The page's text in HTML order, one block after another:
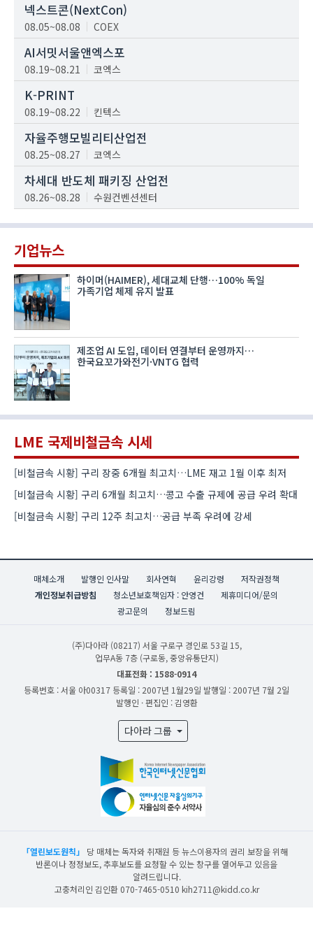
넥스트콘(NextCon)
08.05~08.08 COEX
AI서밋서울앤엑스포
08.19~08.21 코엑스
K-PRINT
08.19~08.22 킨텍스
자율주행모빌리티산업전
08.25~08.27 코엑스
차세대 반도체 패키징 산업전
08.26~08.28 수원컨벤션센터
기업뉴스
하이머(HAIMER), 세대교체 단행…100% 독일
가족기업 체제 유지 발표
제조업 AI 도입, 데이터 연결부터 운영까지…
한국요꼬가와전기·VNTG 협력
LME 국제비철금속 시세
[비철금속 시황] 구리 장중 6개월 최고치…LME 재고 1월 이후 최저
[비철금속 시황] 구리 6개월 최고치…콩고 수출 규제에 공급 우려 확대
[비철금속 시황] 구리 12주 최고치…공급 부족 우려에 강세
매체소개 발행인 인사말 회사연혁 윤리강령
저작권정책
개인정보취급방침
청소년보호책임자 : 안영건
제휴미디어/문의
광고문의
정보드림
(주)다아라 (08217) 서울 구로구 경인로 53길 15,
업무A동 7층 (구로동, 중앙유통단지)
대표전화 : 1588-0914
등록번호 : 서울 아00317 등록일 : 2007년 1월29일 발행일 : 2007년 7월 2일
발행인 · 편집인 : 김영환
다아라 그룹
「열린보도원칙」
당 매체는 독자와 취재원 등 뉴스이용자의 권리 보장을 위해
반론이나 정정보도, 추후보도를 요청할 수 있는 창구를 열어두고 있음을
알려드립니다.
고충처리인 김인환 070-7465-0510 kih2711@kidd.co.kr